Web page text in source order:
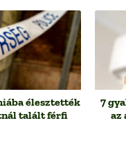
élesztették
talált férfi
7
az